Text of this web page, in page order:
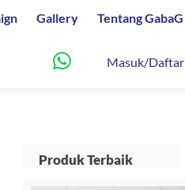
Gallery Tentang GabaG
Masuk/Daftar
Produk Terbaik